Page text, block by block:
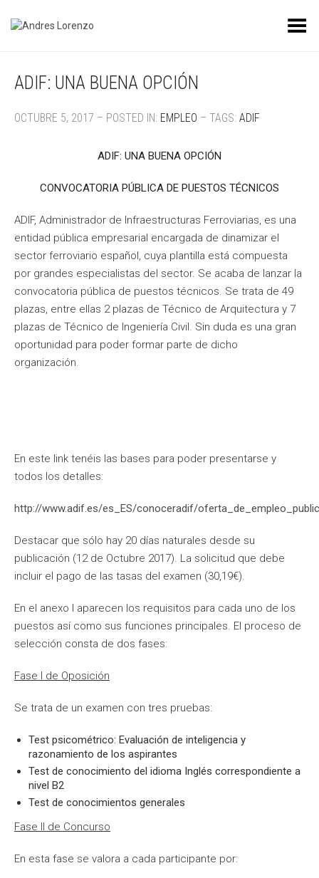
Toggle Menu
ADIF: UNA BUENA OPCIÓN
OCTUBRE 5, 2017 – POSTED IN: EMPLEO – TAGS: ADIF
ADIF: UNA BUENA OPCIÓN
CONVOCATORIA PÚBLICA DE PUESTOS TÉCNICOS
ADIF, Administrador de Infraestructuras Ferroviarias, es una
entidad pública empresarial encargada de dinamizar el
sector ferroviario español, cuya plantilla está compuesta
por grandes especialistas del sector. Se acaba de lanzar la
convocatoria pública de puestos técnicos. Se trata de 49
plazas, entre ellas 2 plazas de Técnico de Arquitectura y 7
plazas de Técnico de Ingeniería Civil. Sin duda es una gran
oportunidad para poder formar parte de dicho
organización.
En este link tenéis las bases para poder presentarse y
todos los detalles:
http://www.adif.es/es_ES/conoceradif/
Destacar que sólo hay 20 días naturales desde su
publicación (12 de Octubre 2017). La solicitud que debe
incluir el pago de las tasas del examen (30,19€).
En el anexo I aparecen los requisitos para cada uno de los
puestos así como sus funciones principales. El proceso de
selección consta de dos fases:
Fase I de Oposición
Se trata de un examen con tres pruebas:
Test psicométrico: Evaluación de inteligencia y
razonamiento de los aspirantes
Test de conocimiento del idioma Inglés correspondiente a
nivel B2
Test de conocimientos generales
Fase II de Concurso
En esta fase se valora a cada participante por: